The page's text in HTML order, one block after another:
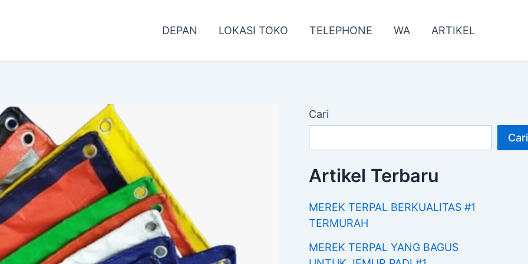
DEPAN LOKASI TOKO TELEPHONE WA ARTIKEL
Cari
Cari
Artikel Terbaru
MEREK TERPAL BERKUALITAS #1
TERMURAH
MEREK TERPAL YANG BAGUS